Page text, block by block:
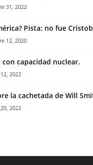
31, 2022
Pista: no fue
12, 2020
capacidad nuclear.
2022
la cachetada de Will
2022